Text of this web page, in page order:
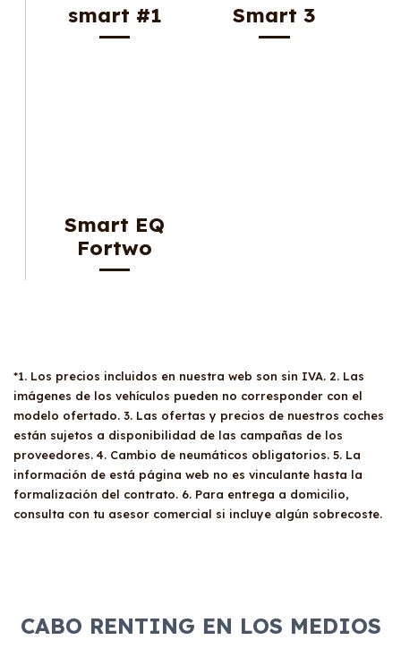
smart #1 Smart 3
Smart EQ
Fortwo
*1. Los precios incluidos en nuestra web son sin IVA. 2. Las
imágenes de los vehículos pueden no corresponder con el
modelo ofertado. 3. Las ofertas y precios de nuestros coches
están sujetos a disponibilidad de las campañas de los
proveedores. 4. Cambio de neumáticos obligatorios. 5. La
información de está página web no es vinculante hasta la
formalización del contrato. 6. Para entrega a domicilio,
consulta con tu asesor comercial si incluye algún sobrecoste.
CABO RENTING EN LOS MEDIOS